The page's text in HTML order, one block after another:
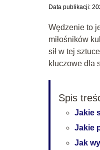
Data publikacji:
Wędzenie to
miłośników
sił w tej
kluczowe dla
Spis
Jakie
Jakie
Jak